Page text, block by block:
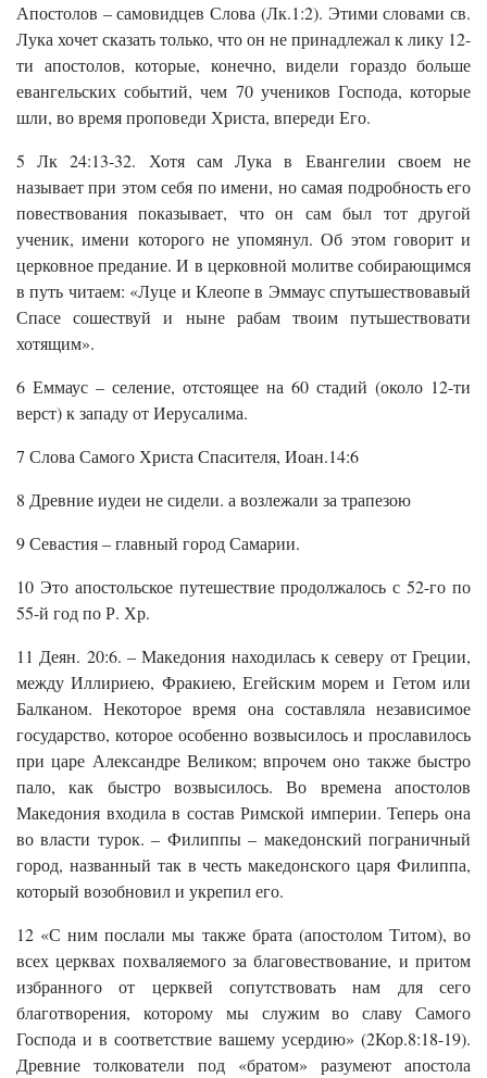
Апостолов – самовидцев Слова (Лк.1:2). Этими словами св.
Лука хочет сказать только, что он не принадлежал к лику 12-
ти апостолов, которые, конечно, видели гораздо больше
евангельских событий, чем 70 учеников Господа, которые
шли, во время проповеди Христа, впереди Его.
5 Лк 24:13-32. Хотя сам Лука в Евангелии своем не
называет при этом себя по имени, но самая подробность его
повествования показывает, что он сам был тот другой
ученик, имени которого не упомянул. Об этом говорит и
церковное предание. И в церковной молитве собирающимся
в путь читаем: «Луце и Клеопе в Эммаус спутьшествовавый
Спасе сошествуй и ныне рабам твоим путьшествовати
хотящим».
6 Еммаус – селение, отстоящее на 60 стадий (около 12-ти
верст) к западу от Иерусалима.
7 Слова Самого Христа Спасителя, Иоан.14:6
8 Древние иудеи не сидели. а возлежали за трапезою
9 Севастия – главный город Самарии.
10 Это апостольское путешествие продолжалось с 52-го по
55-й год по Р. Хр.
11 Деян. 20:6. – Македония находилась к северу от Греции,
между Иллириею, Фракиею, Егейским морем и Гетом или
Балканом. Некоторое время она составляла независимое
государство, которое особенно возвысилось и прославилось
при царе Александре Великом; впрочем оно также быстро
пало, как быстро возвысилось. Во времена апостолов
Македония входила в состав Римской империи. Теперь она
во власти турок. – Филиппы – македонский пограничный
город, названный так в честь македонского царя Филиппа,
который возобновил и укрепил его.
12 «С ним послали мы также брата (апостолом Титом), во
всех церквах похваляемого за благовествование, и притом
избранного от церквей сопутствовать нам для сего
благотворения, которому мы служим во славу Самого
Господа и в соответствие вашему усердию» (2Кор.8:18-19).
Древние толкователи под «братом» разумеют апостола